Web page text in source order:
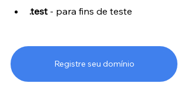
.test - para fins de teste
Registre seu domínio